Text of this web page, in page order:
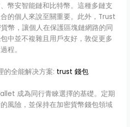
幣安智能鏈和比特幣。這種多鏈支
的個人來說至關重要。此外，Trust
幣，讓個人在保護區塊鏈網路的同
中並不複雜且用戶友好，敦促更多
程。
全能解决方案: trust 錢包
成為同行青睞選擇的基礎。定期
風險，並保持在加密貨幣錢包領域